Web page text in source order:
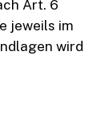
Art. 6
jeweils im
wird